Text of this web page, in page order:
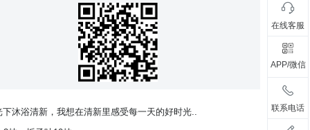
沐浴清新，我想在清新里感受每一天的好时光..
在线客服
APP/微信
联系电话